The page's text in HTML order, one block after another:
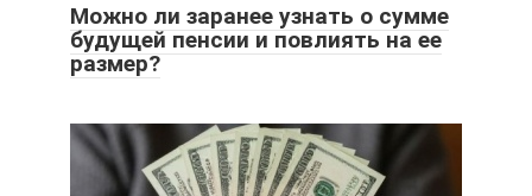
Можно ли заранее узнать о сумме
будущей пенсии и повлиять на ее
размер?